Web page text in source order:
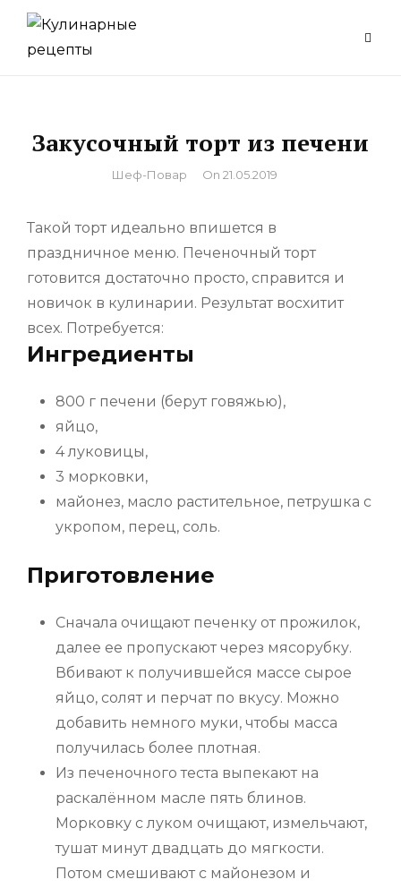
Skip
content
Закусочный торт из печени
By
Шеф-Повар On 21.05.2019
Такой торт идеально впишется в
праздничное меню. Печеночный торт
готовится достаточно просто, справится и
новичок в кулинарии. Результат восхитит
всех. Потребуется:
Ингредиенты
800 г печени (берут говяжью),
яйцо,
4 луковицы,
3 морковки,
майонез, масло растительное, петрушка с
укропом, перец, соль.
Приготовление
Сначала очищают печенку от прожилок,
далее ее пропускают через мясорубку.
Вбивают к получившейся массе сырое
яйцо, солят и перчат по вкусу. Можно
добавить немного муки, чтобы масса
получилась более плотная.
Из печеночного теста выпекают на
раскалённом масле пять блинов.
Морковку с луком очищают, измельчают,
тушат минут двадцать до мягкости.
Потом смешивают с майонезом и